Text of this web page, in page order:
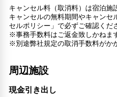
キャンセル料（取消料）は宿泊施
キャンセルの無料期間やキャンセ
セルポリシー」で必ずご確認くだ
※事務手数料はご返金致しかねま
※別途弊社規定の取消手数料がか
周辺施設
現金引き出し